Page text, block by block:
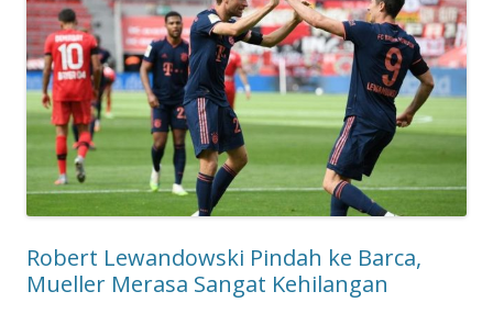
Robert Lewandowski Pindah ke Barca,
Mueller Merasa Sangat Kehilangan